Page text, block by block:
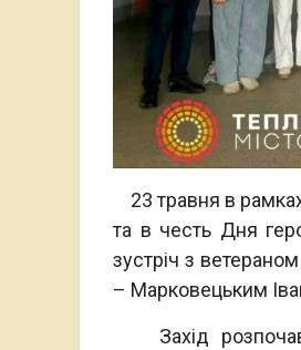
23 травня в рамках
та в честь Дня
зустріч з
– Марковецьким
Захід